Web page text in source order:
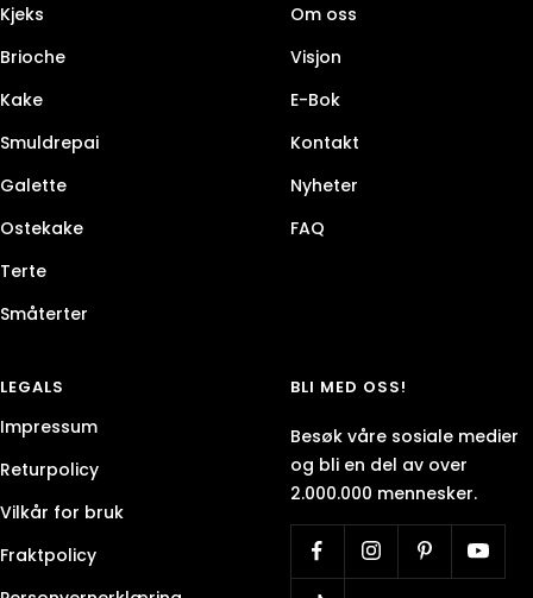
Kjeks
Brioche
Kake
Smuldrepai
Galette
Ostekake
Terte
Småterter
Om oss
Visjon
E-Bok
Kontakt
Nyheter
FAQ
LEGALS
Impressum
Returpolicy
Vilkår for bruk
Fraktpolicy
BLI MED OSS!
Besøk våre sosiale medier
og bli en del av over
2.000.000 mennesker.